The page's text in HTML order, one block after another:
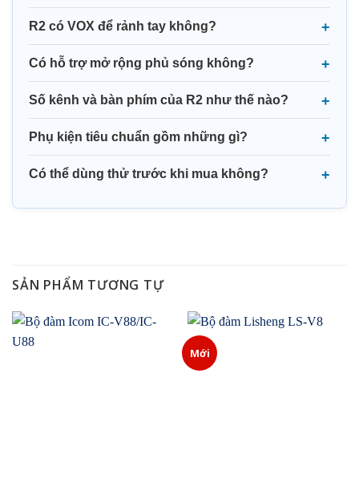
R2 có VOX để rảnh tay không?
Có hỗ trợ mở rộng phủ sóng không?
Số kênh và bàn phím của R2 như thế nào?
Phụ kiện tiêu chuẩn gồm những gì?
Có thể dùng thử trước khi mua không?
SẢN PHẨM TƯƠNG TỰ
Mới